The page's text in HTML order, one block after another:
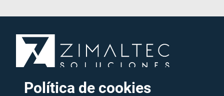
Partner Dynamics NAV en Zaragoza
Política de cookies